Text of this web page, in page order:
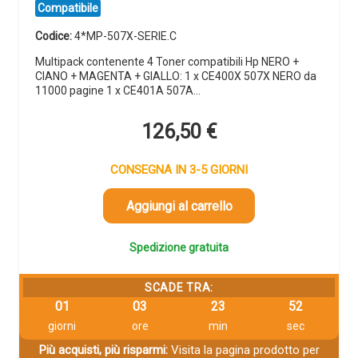
Compatibile
Codice:4*MP-507X-SERIE.C
Multipack contenente 4 Toner compatibili Hp NERO +
CIANO + MAGENTA + GIALLO: 1 x CE400X 507X NERO da
11000 pagine 1 x CE401A 507A…
126,50 €
CONSEGNA IN 3-5 GIORNI
Aggiungi al carrello
Spedizione gratuita
SCADE TRA:
01
giorni
03
ore
23
min
51
sec
Più acquisti, più risparmi:Visita la pagina prodotto per